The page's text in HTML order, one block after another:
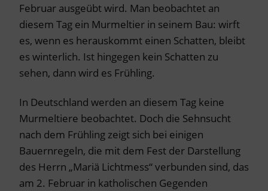
Februar ausgeübt wird. Man beobachtet an
diesem Tag ein Murmeltier in seinem Bau: wirft
es, wenn es herauskommt einen Schatten, bleibt
es winterlich. Ist hingegen kein Schatten zu
sehen, dann wird es Frühling.
In Deutschland werden an diesem Tag keine
Murmeltiere beobachtet. Doch die Sehnsucht
nach dem Frühling zeigt sich bei einigen
Bauernregeln, die mit dem Fest der Darstellung
des Herrn „Mariä Lichtmess“ verbunden sind, das
am 2. Februar in katholischen Gegenden